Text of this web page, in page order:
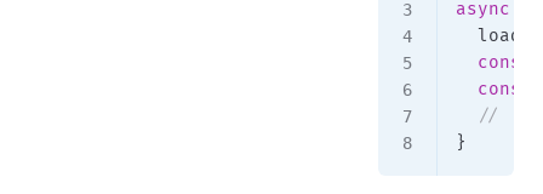
async
  const
  const
  // ...
}